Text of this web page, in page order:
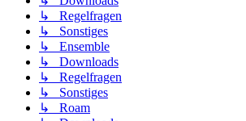
↳ Regelfragen
↳ Sonstiges
↳ Ensemble
↳ Downloads
↳ Regelfragen
↳ Sonstiges
↳ Roam